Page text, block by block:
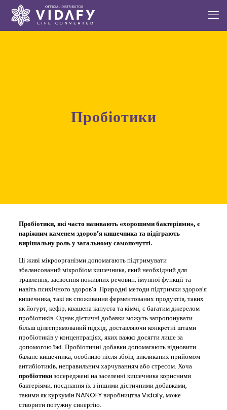
пробіотики
Пробіотики, які часто називають «хорошими бактеріями», є
наріжним каменем здоров’я кишечника та відіграють
вирішальну роль у загальному самопочутті.
Ці живі мікроорганізми допомагають підтримувати
збалансований мікробіом кишечника, який необхідний для
травлення, засвоєння поживних речовин, імунної функції та
навіть психічного здоров’я. Природні методи підтримки здоров’я
кишечника, такі як споживання ферментованих продуктів, таких
як йогурт, кефір, квашена капуста та кімчі, є багатим джерелом
пробіотиків. Однак дієтичні добавки можуть запропонувати
більш цілеспрямований підхід, доставляючи конкретні штами
пробіотиків у концентраціях, яких важко досягти лише за
допомогою їжі. Пробіотичні добавки допомагають відновити
баланс кишечника, особливо після збоїв, викликаних прийомом
антибіотиків, неправильним харчуванням або стресом. Хоча
пробіотикизосереджені на заселенні кишечника корисними
бактеріями, поєднання їх з іншими дієтичними добавками,
такими як куркумін NANOFY виробництва Vidafy, може
створити потужну синергію.